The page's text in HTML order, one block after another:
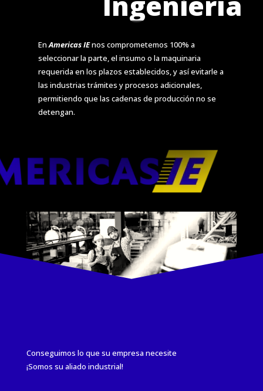
EnAmericas IEnos comprometemos 100% a
seleccionar la parte, el insumo o la maquinaria
requerida en los plazos establecidos, y así evitarle a
las industrias trámites y procesos adicionales,
permitiendo que las cadenas de producción no se
detengan.
Conseguimos lo que su empresa necesite
¡Somos su aliado industrial!